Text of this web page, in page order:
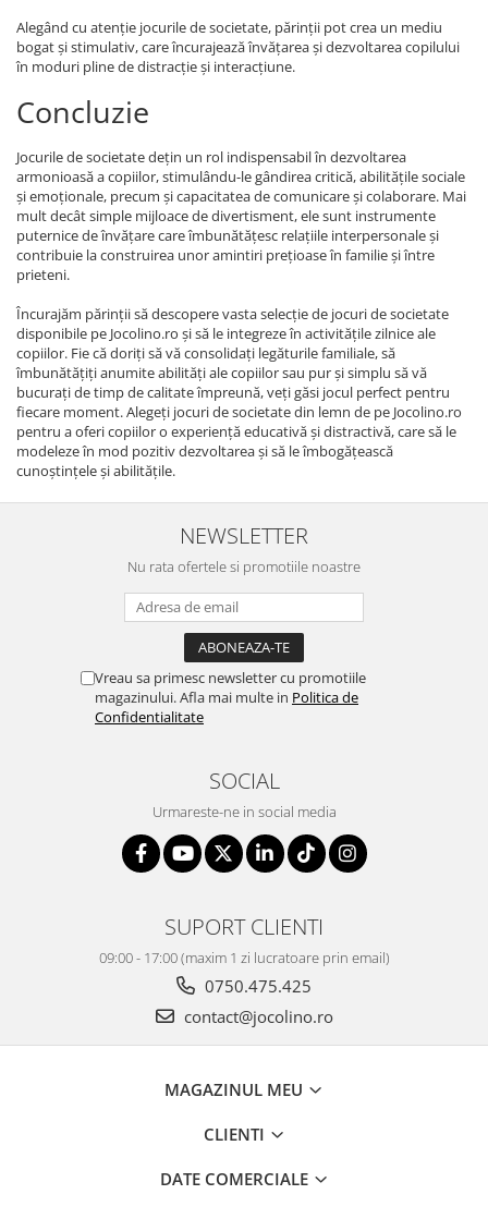
Alegând cu atenție jocurile de societate, părinții pot crea un mediu
bogat și stimulativ, care încurajează învățarea și dezvoltarea copilului
în moduri pline de distracție și interacțiune.
Concluzie
Jocurile de societate dețin un rol indispensabil în dezvoltarea
armonioasă a copiilor, stimulându-le gândirea critică, abilitățile sociale
și emoționale, precum și capacitatea de comunicare și colaborare. Mai
mult decât simple mijloace de divertisment, ele sunt instrumente
puternice de învățare care îmbunătățesc relațiile interpersonale și
contribuie la construirea unor amintiri prețioase în familie și între
prieteni.
Încurajăm părinții să descopere vasta selecție de jocuri de societate
disponibile pe Jocolino.ro și să le integreze în activitățile zilnice ale
copiilor. Fie că doriți să vă consolidați legăturile familiale, să
îmbunătățiți anumite abilități ale copiilor sau pur și simplu să vă
bucurați de timp de calitate împreună, veți găsi jocul perfect pentru
fiecare moment. Alegeți jocuri de societate din lemn de pe Jocolino.ro
pentru a oferi copiilor o experiență educativă și distractivă, care să le
modeleze în mod pozitiv dezvoltarea și să le îmbogățească
cunoștințele și abilitățile.
NEWSLETTER
Nu rata ofertele si promotiile noastre
Vreau sa primesc newsletter cu promotiile
magazinului. Afla mai multe in Politica de
Confidentialitate
SOCIAL
Urmareste-ne in social media
SUPORT CLIENTI
09:00 - 17:00 (maxim 1 zi lucratoare prin email)
0750.475.425
contact@jocolino.ro
MAGAZINUL MEU
CLIENTI
DATE COMERCIALE